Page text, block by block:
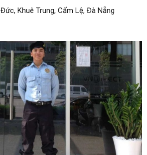
Khuê Trung, Cẩm Lệ, Đà Nẵng